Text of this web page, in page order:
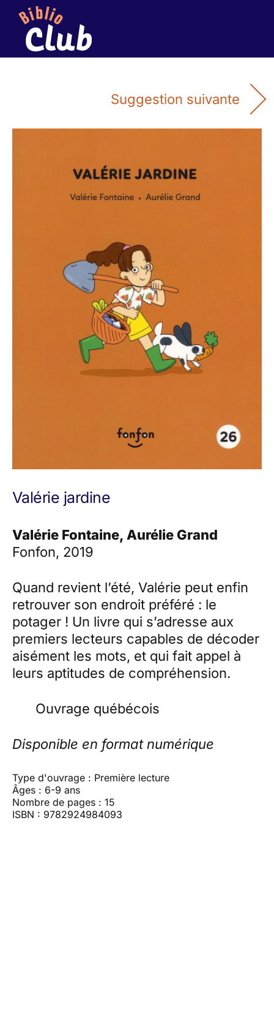
Valérie jardine
Valérie Fontaine, Aurélie Grand
Fonfon, 2019
Quand revient l’été, Valérie peut enfin
retrouver son endroit préféré : le
potager ! Un livre qui s’adresse aux
premiers lecteurs capables de décoder
aisément les mots, et qui fait appel à
leurs aptitudes de compréhension.
Ouvrage québécois
Disponible en format numérique
Type d'ouvrage : Première lecture
Âges : 6-9 ans
Nombre de pages : 15
ISBN : 9782924984093
Suggestion suivante